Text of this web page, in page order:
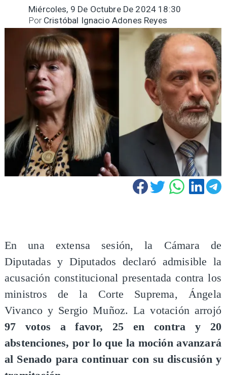
Miércoles, 9 De Octubre De 2024 18:30
Cristóbal Ignacio Adones Reyes
Por
En una extensa sesión, la Cámara de
Diputadas y Diputados declaró admisible la
acusación constitucional presentada contra los
ministros de la Corte Suprema, Ángela
Vivanco y Sergio Muñoz. La votación arrojó
97 votos a favor, 25 en contra y 20
abstenciones, por lo que la moción avanzará
al Senado para continuar con su discusión y